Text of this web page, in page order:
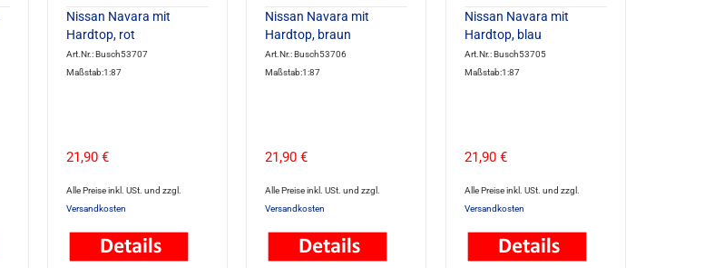
Nissan Navara mit
Hardtop, rot
Art.Nr.: Busch53707
Maßstab:1:87
21,90 €
Alle Preise inkl. USt. und zzgl.
Versandkosten
Nissan Navara mit
Hardtop, braun
Art.Nr.: Busch53706
Maßstab:1:87
21,90 €
Alle Preise inkl. USt. und zzgl.
Versandkosten
Nissan Navara mit
Hardtop, blau
Art.Nr.: Busch53705
Maßstab:1:87
21,90 €
Alle Preise inkl. USt. und zzgl.
Versandkosten